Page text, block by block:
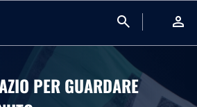
search person
PER GUARDARE